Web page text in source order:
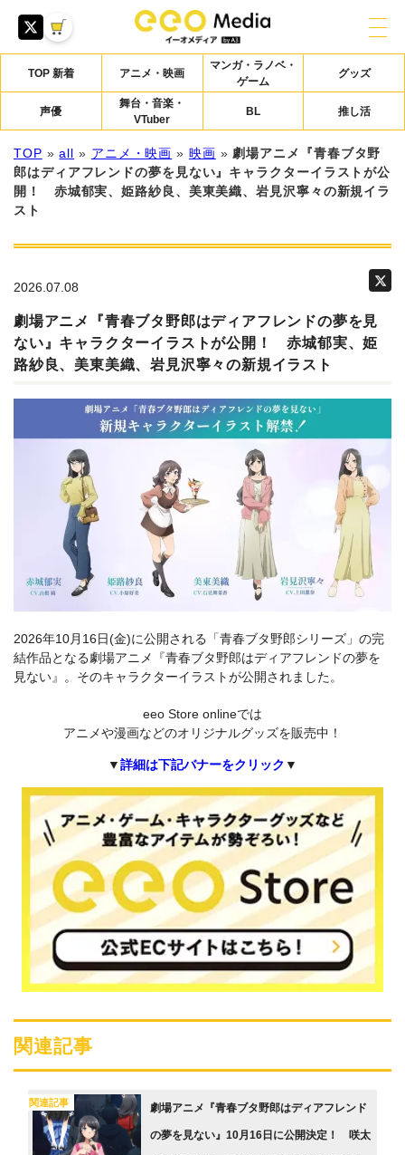
TOP 新着 アニメ・映画
マンガ・ラノベ・
ゲーム
グッズ
声優
舞台・音楽・
VTuber
BL 推し活
TOP »all » アニメ・映画 » 映画 » 劇場アニメ『青春ブタ野
郎はディアフレンドの夢を見ない』キャラクターイラストが公
開！ 赤城郁実、姫路紗良、美東美織、岩見沢寧々の新規イラ
スト
2026.07.08
劇場アニメ『青春ブタ野郎はディアフレンドの夢を見
ない』キャラクターイラストが公開！ 赤城郁実、姫
路紗良、美東美織、岩見沢寧々の新規イラスト
2026年10月16日(金)に公開される「青春ブタ野郎シリーズ」の完
結作品となる劇場アニメ『青春ブタ野郎はディアフレンドの夢を
見ない』。そのキャラクターイラストが公開されました。
eeo Store onlineでは
アニメや漫画などのオリジナルグッズを販売中！
▼詳細は下記バナーをクリック ▼
関連記事
関連記事 劇場アニメ『青春ブタ野郎はディアフレンド
の夢を見ない』10月16日に公開決定！ 咲太